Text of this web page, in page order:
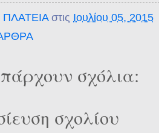
στις Ιουλίου 05, 2015
σχόλια:
σχολίου